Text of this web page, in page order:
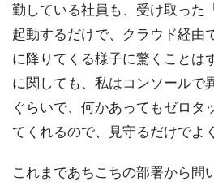
勤している社員も、受け取っ
起動するだけで、クラウド経由
に降りてくる様子に驚くことは
に関しても、私はコンソールで
ぐらいで、何かあってもゼロタ
てくれるので、見守るだけでよ
これまであちこちの部署から問